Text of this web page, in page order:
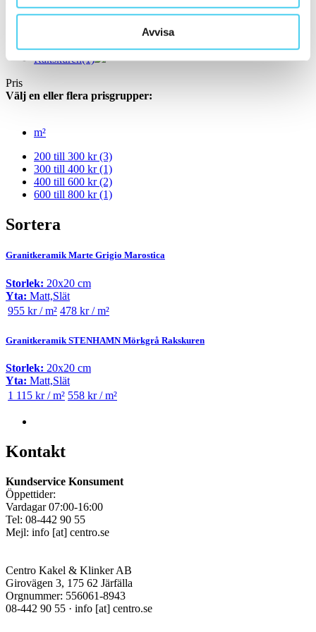
Avvisa
Välj önskad kant på plattan:
Rakskuren(1)
Pris
Välj en eller flera prisgrupper:
m²
200 till 300 kr(3)
300 till 400 kr(1)
400 till 600 kr(2)
600 till 800 kr(1)
Sortera
Granitkeramik Marte Grigio Marostica
Storlek: 20x20 cm
Yta: Matt,Slät
955 kr / m² 478 kr / m²
Granitkeramik STENHAMN Mörkgrå Rakskuren
Storlek: 20x20 cm
Yta: Matt,Slät
1 115 kr / m² 558 kr / m²
Kontakt
Kundservice Konsument
Öppettider:
Vardagar 07:00-16:00
Tel: 08-442 90 55
Mejl: info [at] centro.se
Centro Kakel & Klinker AB
Girovägen 3, 175 62 Järfälla
Orgnummer: 556061-8943
08-442 90 55 · info [at] centro.se